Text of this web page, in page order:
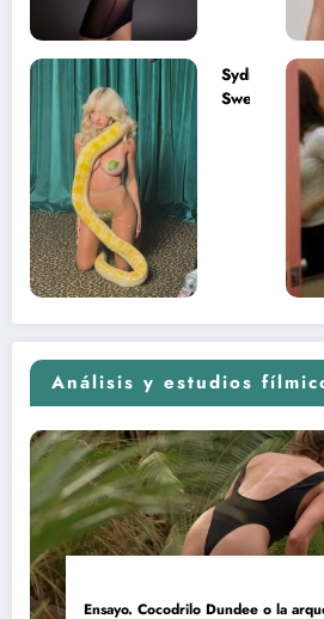
Sydney
Sweeney
adolescente
Análisis y estudios
Ensayo. Cocodrilo Dundee o la